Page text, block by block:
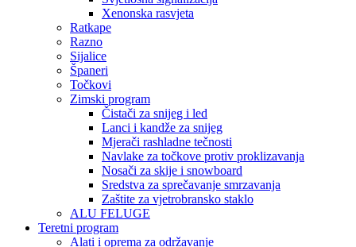
Xenonska rasvjeta
Ratkape
Razno
Sijalice
Španeri
Točkovi
Zimski program
Čistači za snijeg i led
Lanci i kandže za snijeg
Mjerači rashladne tečnosti
Navlake za točkove protiv proklizavanja
Nosači za skije i snowboard
Sredstva za sprečavanje smrzavanja
Zaštite za vjetrobransko staklo
ALU FELUGE
Teretni program
Alati i oprema za održavanje